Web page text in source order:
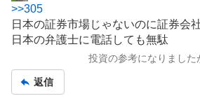
示
板
記
>>305
日本の証券市場じゃないのに証券会
日本の弁護士に電話しても無駄
投資の参考になりました
返信